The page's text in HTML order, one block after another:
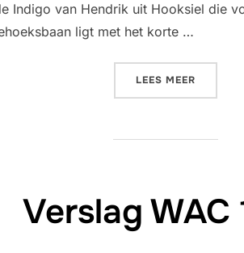
Indigo van Hendrik uit Hooksiel die
ligt met het korte …
LEES MEER
Verslag WAC